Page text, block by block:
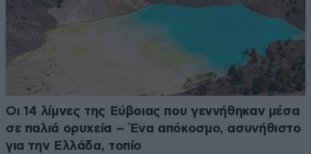
Οι 14 λίμνες της Εύβοιας που γεννήθηκαν μέσα
σε παλιά ορυχεία – Ένα απόκοσμο, ασυνήθιστο
για την Ελλάδα, τοπίο